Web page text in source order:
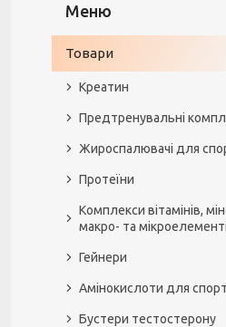
Товари
Креатин
Предтренувальні
Жироспалювачі для
Протеїни
Комплекси вітамінів,
макро- та
Гейнери
Амінокислоти для
Бустери тестостерону